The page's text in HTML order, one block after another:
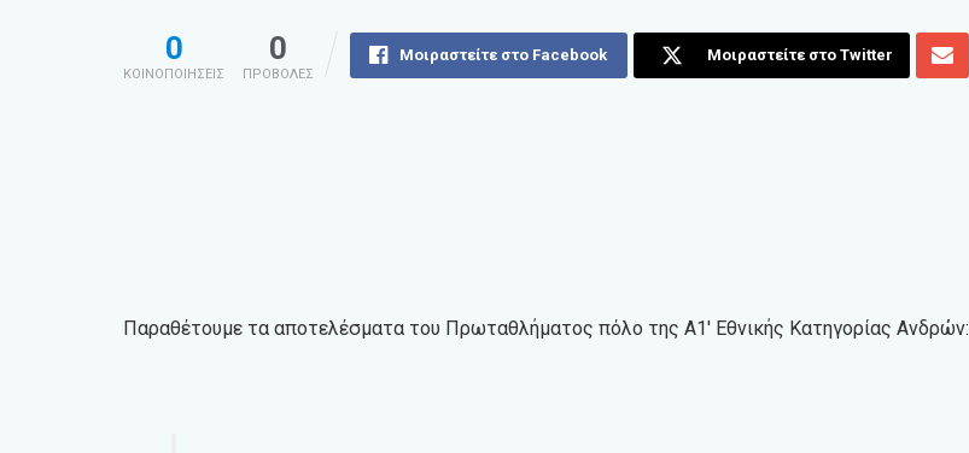
0
ΚΟΙΝΟΠΟΙΗΣΕΙΣ
0
ΠΡΟΒΟΛΕΣ
Μοιραστείτε στο Facebook Μοιραστείτε στο Twitter
Παραθέτουμε τα αποτελέσματα του Πρωταθλήματος πόλο της Α1′ Εθνικής Κατηγορίας Ανδρών: